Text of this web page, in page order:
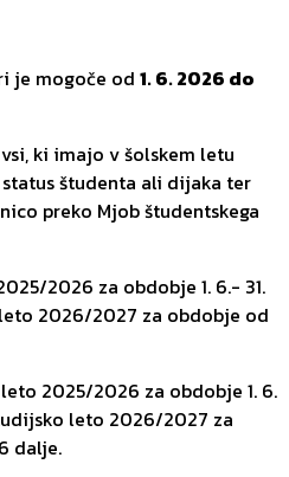
je mogoče od 1. 6. 2026 do
ki imajo v šolskem letu
študenta ali dijaka ter
preko Mjob študentskega
2026 za obdobje 1. 6.- 31.
2026/2027 za obdobje od
2025/2026 za obdobje 1. 6.
leto 2026/2027 za
dalje.